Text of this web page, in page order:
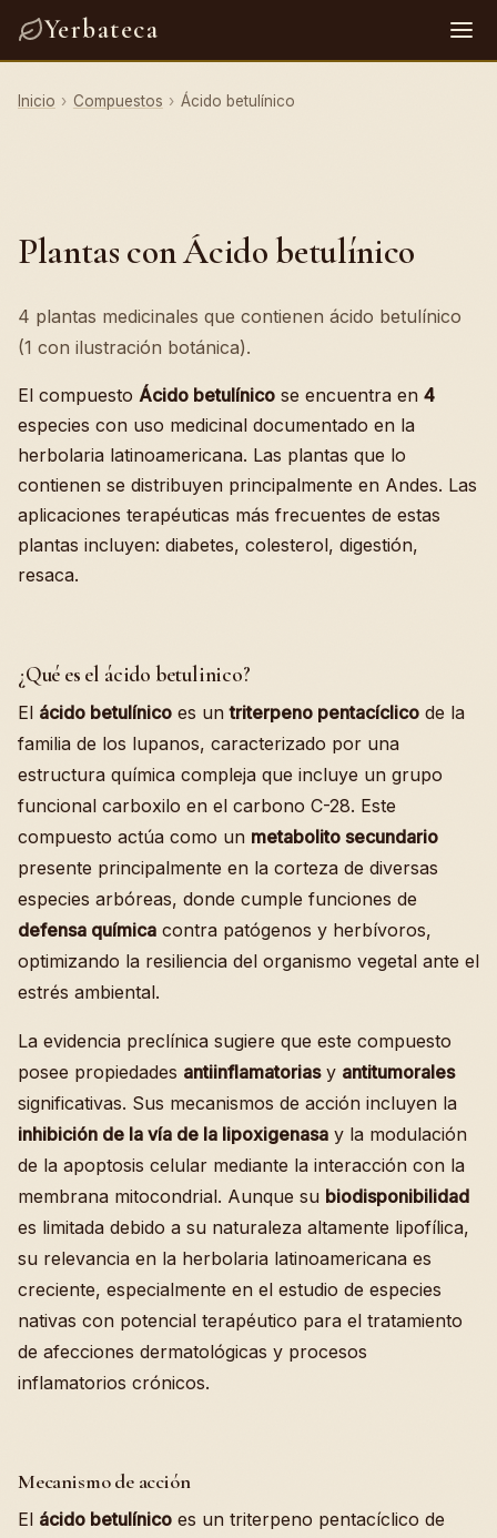
Yerbateca
Inicio › Compuestos › Ácido betulínico
Plantas con Ácido betulínico
4 plantas medicinales que contienen ácido betulínico
(1 con ilustración botánica).
El compuesto Ácido betulínico se encuentra en 4
especies con uso medicinal documentado en la
herbolaria latinoamericana. Las plantas que lo
contienen se distribuyen principalmente en Andes. Las
aplicaciones terapéuticas más frecuentes de estas
plantas incluyen: diabetes, colesterol, digestión,
resaca.
¿Qué es el ácido betulinico?
El ácido betulínico es untriterpeno pentacíclico de la
familia de los lupanos, caracterizado por una
estructura química compleja que incluye un grupo
funcional carboxilo en el carbono C-28. Este
compuesto actúa como un metabolito secundario
presente principalmente en la corteza de diversas
especies arbóreas, donde cumple funciones de
defensa química contra patógenos y herbívoros,
optimizando la resiliencia del organismo vegetal ante el
estrés ambiental.
La evidencia preclínica sugiere que este compuesto
posee propiedades antiinflamatoriasy antitumorales
significativas. Sus mecanismos de acción incluyen la
inhibición de la vía de la lipoxigenasa y la modulación
de la apoptosis celular mediante la interacción con la
membrana mitocondrial. Aunque su biodisponibilidad
es limitada debido a su naturaleza altamente lipofílica,
su relevancia en la herbolaria latinoamericana es
creciente, especialmente en el estudio de especies
nativas con potencial terapéutico para el tratamiento
de afecciones dermatológicas y procesos
inflamatorios crónicos.
Mecanismo de acción
El ácido betulínico es un triterpeno pentacíclico de